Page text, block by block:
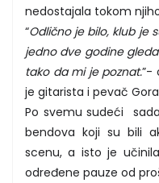
nedostajala tokom
“Odlično je bilo, klub je
jedno dve godine
tako da mi je poznat.”-
je gitarista i pevač
Po svemu sudeći
bendova koji su bili
scenu, a isto je
određene pauze od